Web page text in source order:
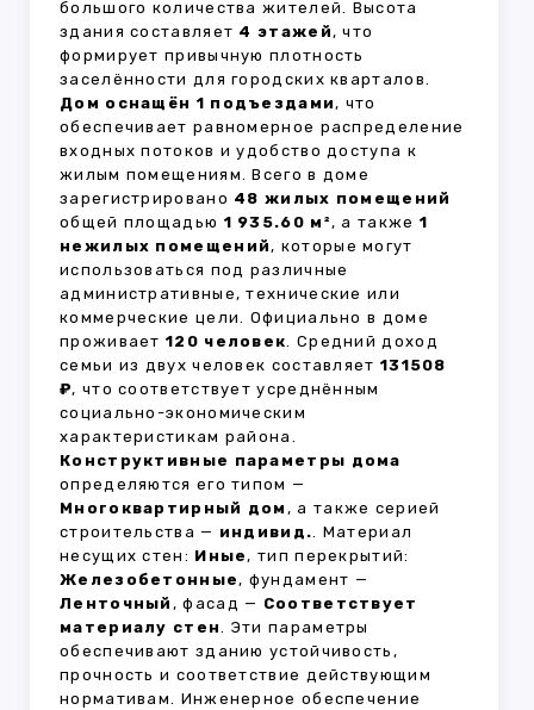
большого количества жителей. Высота
здания составляет 4 этажей, что
формирует привычную плотность
заселённости для городских кварталов.
Дом оснащён 1 подъездами, что
обеспечивает равномерное распределение
входных потоков и удобство доступа к
жилым помещениям. Всего в доме
зарегистрировано 48 жилых помещений
общей площадью 1 935.60 м², а также 1
нежилых помещений, которые могут
использоваться под различные
административные, технические или
коммерческие цели. Официально в доме
проживает 120 человек. Средний доход
семьи из двух человек составляет 131508
₽, что соответствует усреднённым
социально-экономическим
характеристикам района.
Конструктивные параметры дома
определяются его типом —
Многоквартирный дом , а также серией
строительства — индивид.. Материал
несущих стен: Иные, тип перекрытий:
Железобетонные, фундамент —
Ленточный , фасад — Соответствует
материалу стен. Эти параметры
обеспечивают зданию устойчивость,
прочность и соответствие действующим
нормативам. Инженерное обеспечение